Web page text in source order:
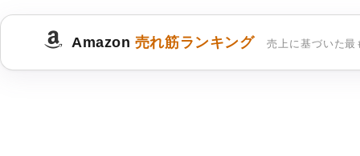
Amazon 売れ筋ランキング 売上に基づいた最